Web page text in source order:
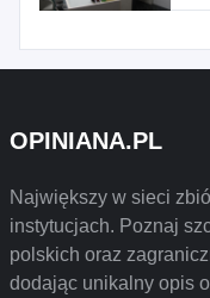
OPINIANA.PL
Największy w sieci
instytucjach. Poznaj
polskich oraz
dodając unikalny opis